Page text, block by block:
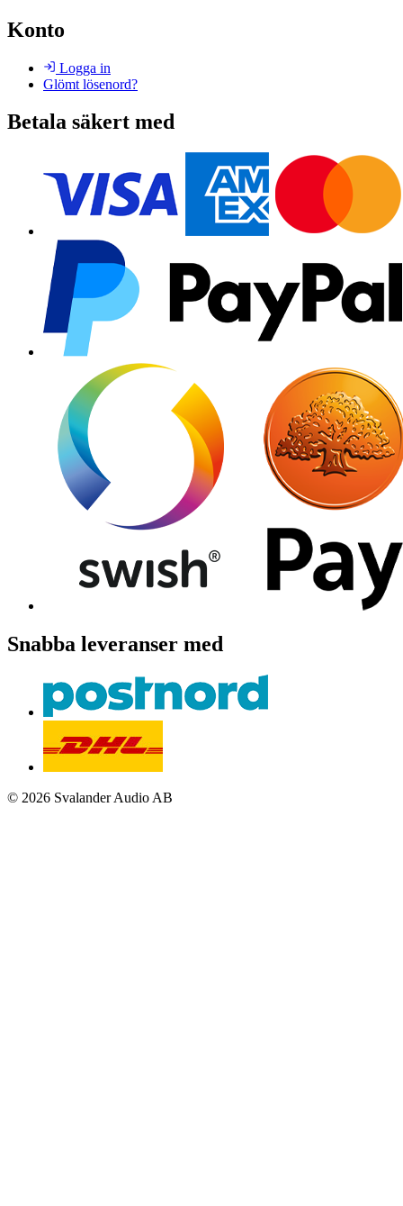
Konto
Logga in
Glömt lösenord?
Betala säkert med
Snabba leveranser med
© 2026 Svalander Audio AB